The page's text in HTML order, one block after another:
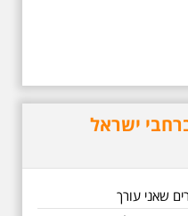
ישראל
שאני עורך